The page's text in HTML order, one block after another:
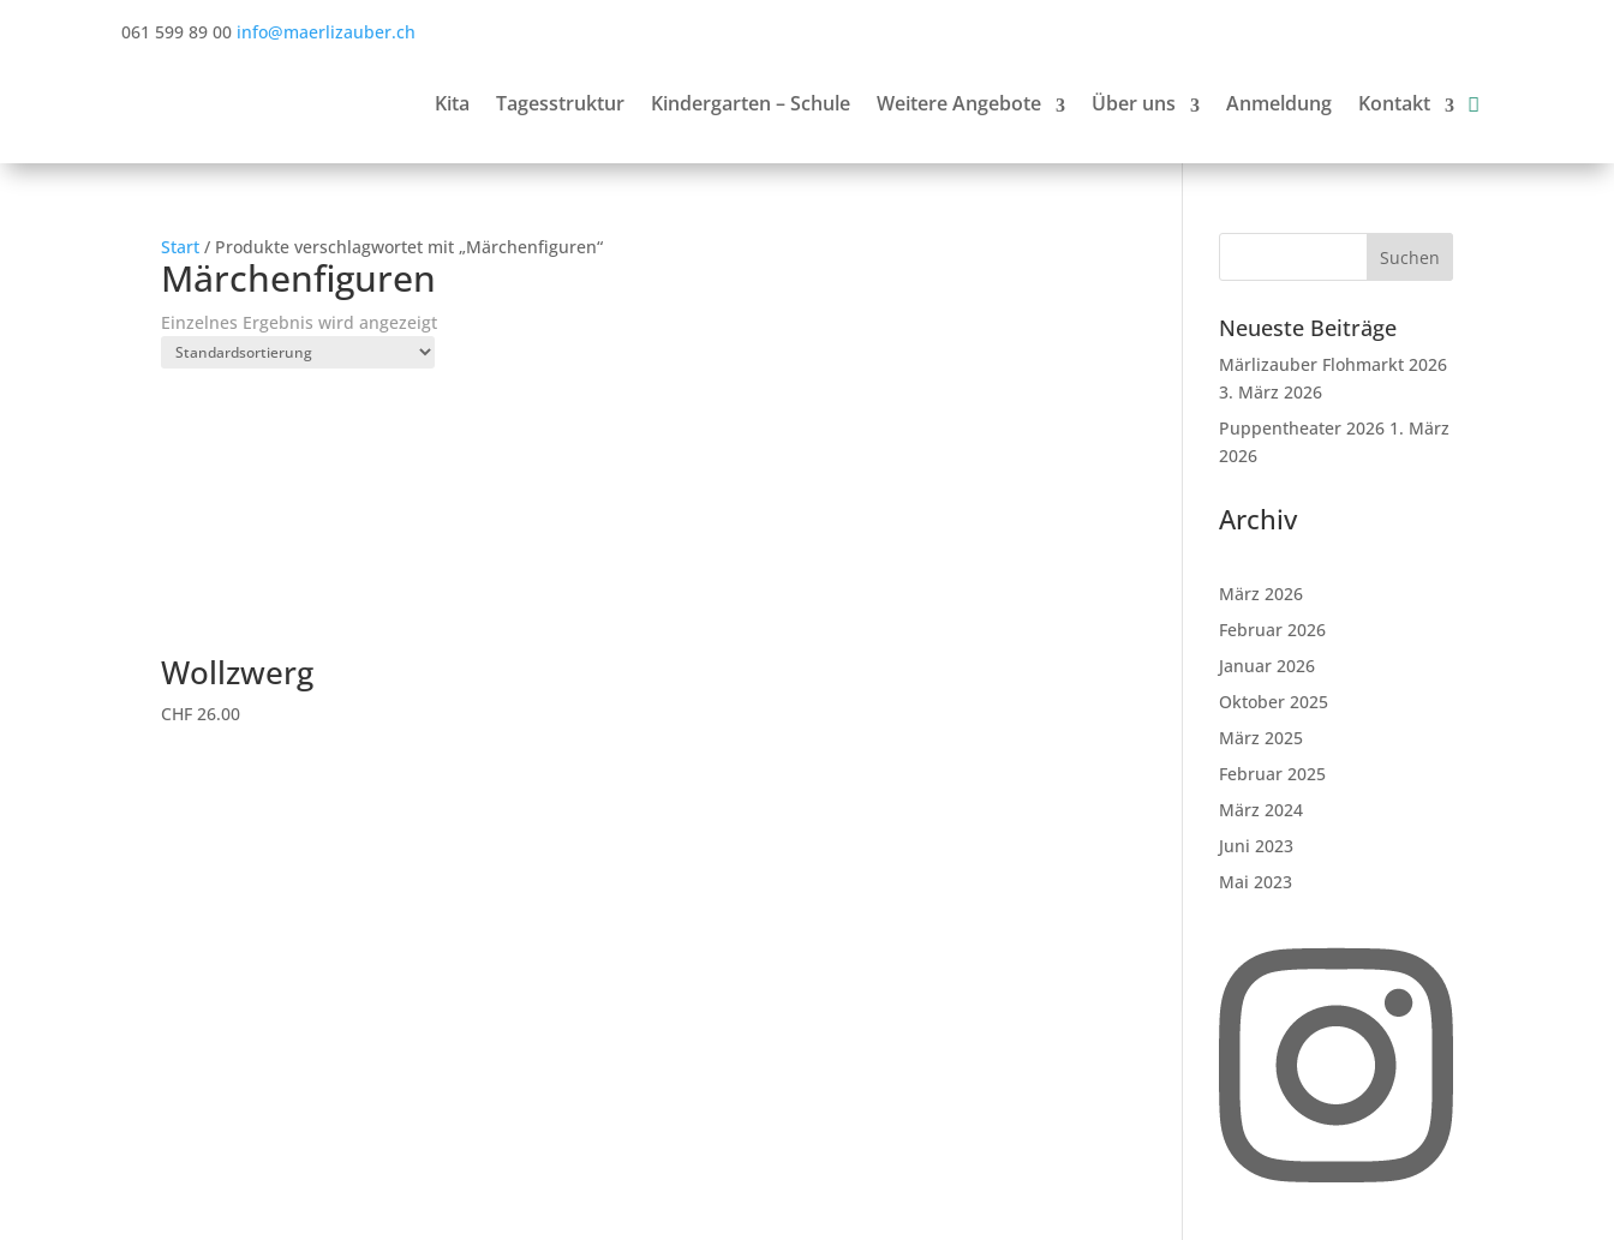
061 599 89 00 info@maerlizauber.ch
Kita Tagesstruktur Kindergarten – Schule Weitere Angebote Über uns Anmeldung Kontakt
Start / Produkte verschlagwortet mit „Märchenfiguren“
Märchenfiguren
Einzelnes Ergebnis wird angezeigt
Wollzwerg
CHF 26.00
Neueste Beiträge
Märlizauber Flohmarkt 2026
3. März 2026
Puppentheater 2026 1. März
2026
Archiv
März 2026
Februar 2026
Januar 2026
Oktober 2025
März 2025
Februar 2025
März 2024
Juni 2023
Mai 2023